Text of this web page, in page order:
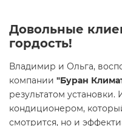
Довольные
гордость!
Владимир и Ольга,
компании "Буран
результатом
кондиционером,
смотрится, но и